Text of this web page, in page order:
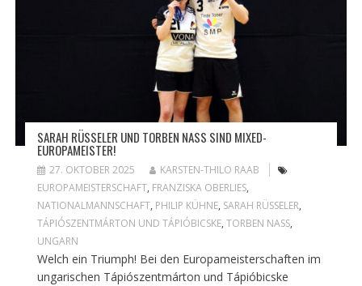
SARAH RÜSSELER UND TORBEN NASS SIND MIXED-
EUROPAMEISTER!
27. OKTOBER 2025
KARSTEN-THILO RAAB
EUROPAMEISTERSCHAFT, FRANZISKA OBERLIES,
NATIONALMANNSCHAFT, PHILIP KÜHNE, SARAH RÜSSELER,
TÁPIÓSZENTMÁRTON UND TÁPIÓBICSKE, TORBEN NASS,
UNGARN
Welch ein Triumph! Bei den Europameisterschaften im
ungarischen Tápiószentmárton und Tápióbicske